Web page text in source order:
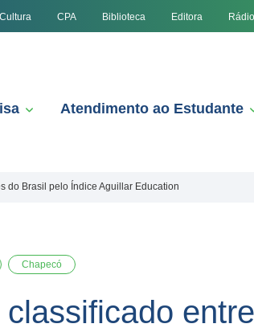
Cultura CPA Biblioteca Editora Rádio
Atendimento ao Estudante
do Brasil pelo Índice Aguillar Education
Chapecó